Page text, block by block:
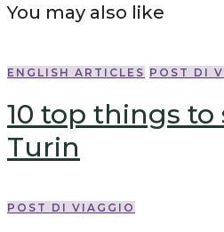
You may also like
ENGLISH ARTICLES POST DI
10 top things to
Turin
POST DI VIAGGIO